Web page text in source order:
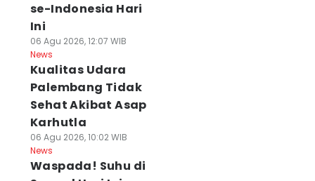
se-Indonesia Hari
Ini
06 Agu 2026, 12:07 WIB
News
Kualitas Udara
Palembang Tidak
Sehat Akibat Asap
Karhutla
06 Agu 2026, 10:02 WIB
News
Waspada! Suhu di